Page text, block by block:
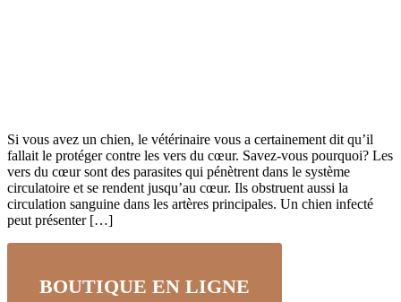
Si vous avez un chien, le vétérinaire vous a certainement dit qu’il
fallait le protéger contre les vers du cœur. Savez-vous pourquoi? Les
vers du cœur sont des parasites qui pénètrent dans le système
circulatoire et se rendent jusqu’au cœur. Ils obstruent aussi la
circulation sanguine dans les artères principales. Un chien infecté
peut présenter […]
BOUTIQUE EN LIGNE